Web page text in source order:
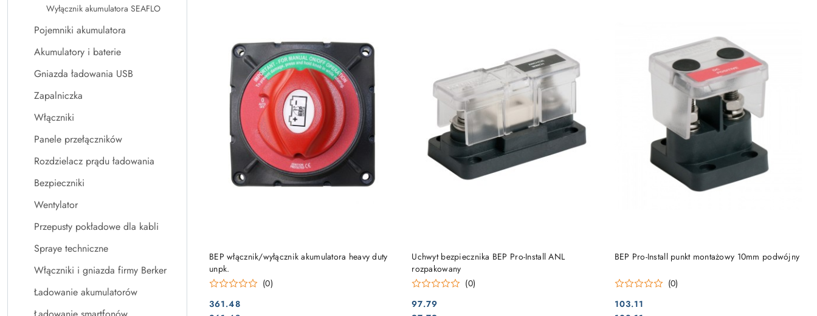
Wyłącznik akumulatora SEAFLO
Pojemniki akumulatora
Akumulatory i baterie
Gniazda ładowania USB
Zapalniczka
Włączniki
Panele przełączników
Rozdzielacz prądu ładowania
Bezpieczniki
Wentylator
Przepusty pokładowe dla kabli
Spraye techniczne
Włączniki i gniazda firmy Berker
Ładowanie akumulatorów
BEP włącznik/wyłącznik akumulatora heavy duty
unpk.
(0)
361.48
DO KOSZYKA
Uchwyt bezpiecznika BEP Pro-Install ANL
rozpakowany
(0)
97.79
DO KOSZYKA BEP Pro-Install punkt montażowy 10mm podwójny
(0)
103.11
DO KOSZYKA